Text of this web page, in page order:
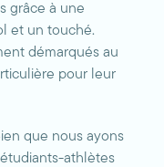
grâce à une
et un touché.
démarqués au
pour leur
que nous ayons
athlètes